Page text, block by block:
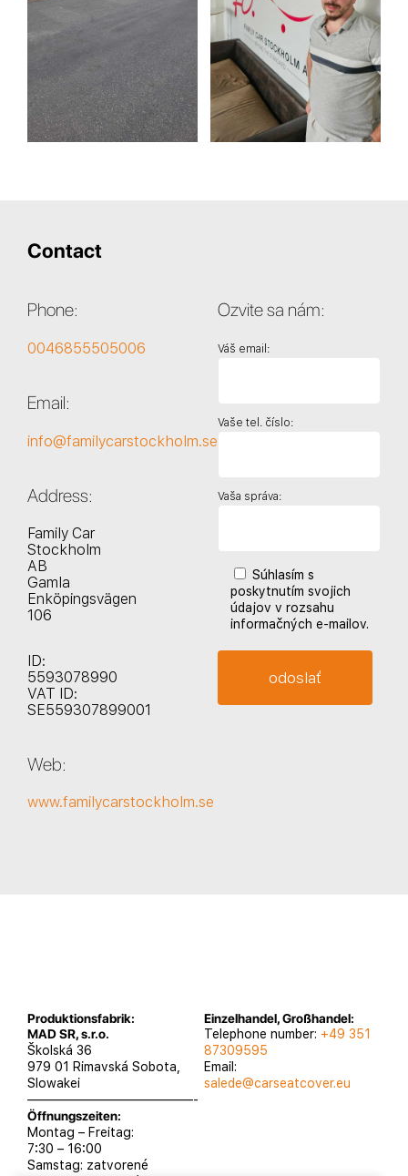
Contact
Phone:
0046855505006
Email:
info@familycarstockholm.se
Address:
Family Car
Stockholm
AB
Gamla
Enköpingsvägen
106
ID:
5593078990
VAT ID:
SE559307899001
Web:
www.familycarstockholm.se
Ozvite sa nám:
Váš email:
Vaše tel. číslo:
Vaša správa:
Súhlasím s
poskytnutím svojich
údajov v rozsahu
informačných e-mailov.
Produktionsfabrik:
MAD SR, s.r.o.
Školská 36
979 01 Rimavská Sobota,
Slowakei
—————————————-
Öffnungszeiten:
Montag – Freitag:
7:30 – 16:00
Samstag: zatvorené
Einzelhandel, Großhandel:
Telephone number: +49 351
87309595
Email:
salede@carseatcover.eu